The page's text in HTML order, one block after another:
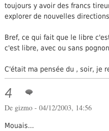
toujours y avoir des francs
explorer de nouvelles
Bref, ce qui fait que le libre
c'est libre, avec ou sans
C'était ma pensée du , soir, je
4
De gizmo - 04/12/2003, 14:56
Mouais...